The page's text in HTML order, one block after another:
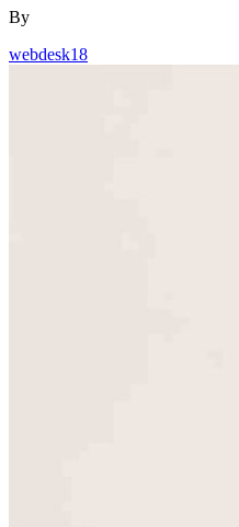
By
webdesk18